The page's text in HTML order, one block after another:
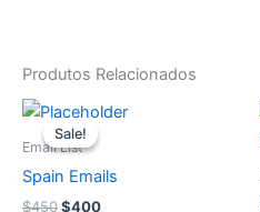
Produtos Relacionados
Sale!
Sale!
Email List
Spain Emails
$450
O
preço
original
$450.
$400
O
$400.